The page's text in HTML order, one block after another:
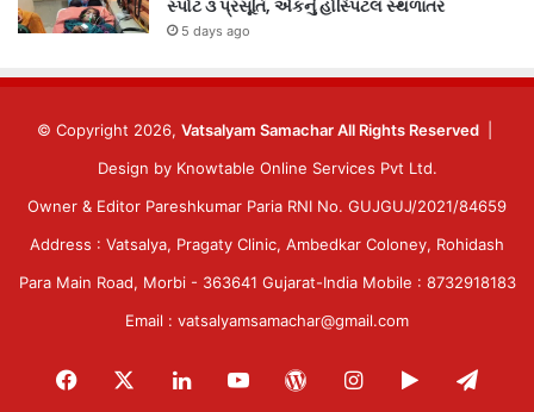
સ્પોટ ૩ પ્રસૂતિ, એકનું હોસ્પિટલ સ્થળાંતર
5 days ago
© Copyright 2026, Vatsalyam Samachar All Rights Reserved
Design by Knowtable Online Services Pvt Ltd.
Owner & Editor Pareshkumar Paria RNI No. GUJGUJ/2021/84659
Address : Vatsalya, Pragaty Clinic, Ambedkar Coloney, Rohidash
Para Main Road, Morbi - 363641 Gujarat-India Mobile : 8732918183
Email : vatsalyamsamachar@gmail.com
Facebook LinkedInYouTubeWordPressInstagram
Google